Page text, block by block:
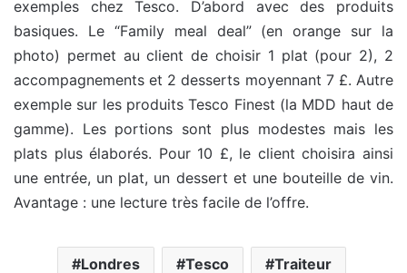
exemples chez Tesco. D’abord avec des produits
basiques. Le “Family meal deal” (en orange sur la
photo) permet au client de choisir 1 plat (pour 2), 2
accompagnements et 2 desserts moyennant 7 £. Autre
exemple sur les produits Tesco Finest (la MDD haut de
gamme). Les portions sont plus modestes mais les
plats plus élaborés. Pour 10 £, le client choisira ainsi
une entrée, un plat, un dessert et une bouteille de vin.
Avantage : une lecture très facile de l’offre.
Londres Tesco Traiteur